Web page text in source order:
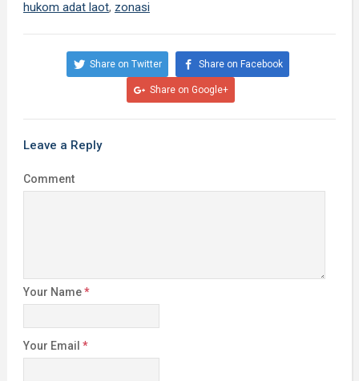
hukom adat laot, zonasi
Share on Twitter Share on Facebook
Share on Google+
Leave a Reply
Comment
Your Name*
Your Email *